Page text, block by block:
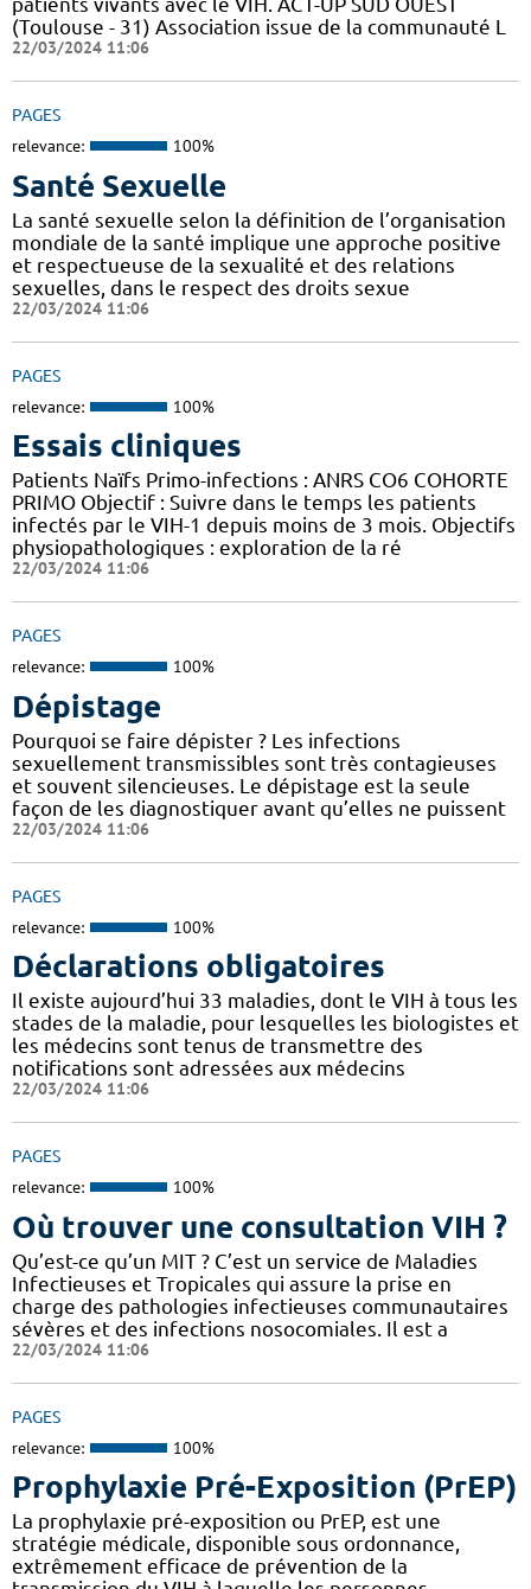
(Toulouse - 31) Association issue de la communauté L
22/03/2024 11:06
PAGES
relevance: 100%
Santé Sexuelle
La santé sexuelle selon la définition de l’organisation
mondiale de la santé implique une approche positive
et respectueuse de la sexualité et des relations
sexuelles, dans le respect des droits sexue
22/03/2024 11:06
PAGES
relevance: 100%
Essais cliniques
Patients Naïfs Primo-infections : ANRS CO6 COHORTE
PRIMO Objectif : Suivre dans le temps les patients
infectés par le VIH-1 depuis moins de 3 mois. Objectifs
physiopathologiques : exploration de la ré
22/03/2024 11:06
PAGES
relevance: 100%
Dépistage
Pourquoi se faire dépister ? Les infections
sexuellement transmissibles sont très contagieuses
et souvent silencieuses. Le dépistage est la seule
façon de les diagnostiquer avant qu’elles ne puissent
22/03/2024 11:06
PAGES
relevance: 100%
Déclarations obligatoires
Il existe aujourd’hui 33 maladies, dont le VIH à tous les
stades de la maladie, pour lesquelles les biologistes et
les médecins sont tenus de transmettre des
notifications sont adressées aux médecins
22/03/2024 11:06
PAGES
relevance: 100%
Où trouver une consultation VIH ?
Qu’est-ce qu’un MIT ? C’est un service de Maladies
Infectieuses et Tropicales qui assure la prise en
charge des pathologies infectieuses communautaires
sévères et des infections nosocomiales. Il est a
22/03/2024 11:06
PAGES
relevance: 100%
Prophylaxie Pré-Exposition (PrEP)
La prophylaxie pré-exposition ou PrEP, est une
stratégie médicale, disponible sous ordonnance,
extrêmement efficace de prévention de la